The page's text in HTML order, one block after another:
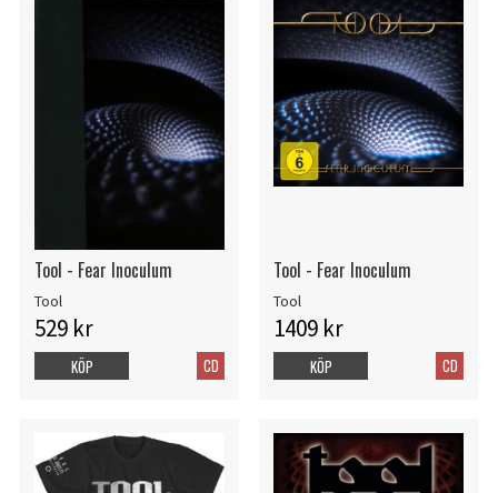
Tool - Fear Inoculum
Tool
529 kr
CD
KÖP
Tool - Fear Inoculum
Tool
1409 kr
CD
KÖP